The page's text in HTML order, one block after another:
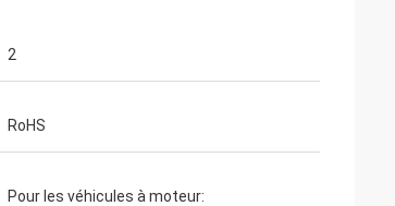
2
RoHS
Pour les véhicules à moteur: